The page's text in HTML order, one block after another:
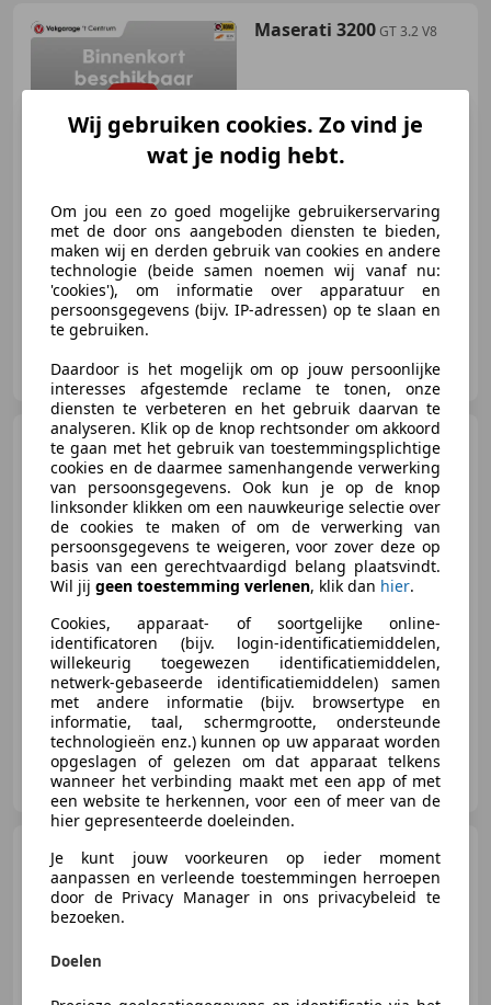
Maserati 3200GT 3.2 V8
€ 32.500
12/2000 103.298 km Benzine 271 kW (368 PK)
NL-2841 LV MOORDRECHT
Maserati 32003200GT
€ 15.500
01/2000 999.999 km Benzine -/-
Route 66 Auctions
NL-5145 NA WAALWIJK
Maserati 3200 GT 3.2 V8
Wij gebruiken cookies. Zo vind je
wat je nodig hebt.
Om jou een zo goed mogelijke gebruikerservaring
met de door ons aangeboden diensten te bieden,
maken wij en derden gebruik van cookies en andere
technologie (beide samen noemen wij vanaf nu:
'cookies'), om informatie over apparatuur en
persoonsgegevens (bijv. IP-adressen) op te slaan en
te gebruiken.
Daardoor is het mogelijk om op jouw persoonlijke
interesses afgestemde reclame te tonen, onze
diensten te verbeteren en het gebruik daarvan te
analyseren. Klik op de knop rechtsonder om akkoord
te gaan met het gebruik van toestemmingsplichtige
cookies en de daarmee samenhangende verwerking
van persoonsgegevens. Ook kun je op de knop
linksonder klikken om een nauwkeurige selectie over
de cookies te maken of om de verwerking van
persoonsgegevens te weigeren, voor zover deze op
basis van een gerechtvaardigd belang plaatsvindt.
Wil jij geen toestemming verlenen, klik dan hier.
Cookies, apparaat- of soortgelijke online-
identificatoren (bijv. login-identificatiemiddelen,
willekeurig toegewezen identificatiemiddelen,
netwerk-gebaseerde identificatiemiddelen) samen
met andere informatie (bijv. browsertype en
informatie, taal, schermgrootte, ondersteunde
technologieën enz.) kunnen op uw apparaat worden
opgeslagen of gelezen om dat apparaat telkens
wanneer het verbinding maakt met een app of met
een website te herkennen, voor een of meer van de
hier gepresenteerde doeleinden.
Je kunt jouw voorkeuren op ieder moment
aanpassen en verleende toestemmingen herroepen
door de Privacy Manager in ons privacybeleid te
bezoeken.
Doelen